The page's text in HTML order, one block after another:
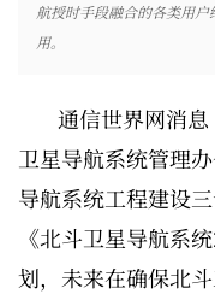
航授时手段融合的各类用
用。
通信世界网消
卫星导航系统管理
导航系统工程建设
《北斗卫星导航系
划，未来在确保北